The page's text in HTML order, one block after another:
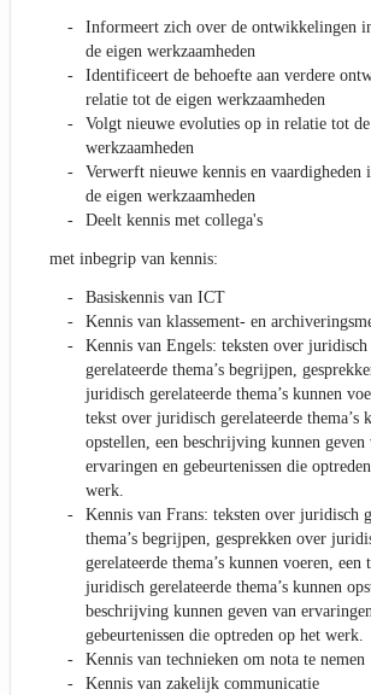
Informeert zich over de ontwikkelingen
de eigen werkzaamheden
Identificeert de behoefte aan verdere
relatie tot de eigen werkzaamheden
Volgt nieuwe evoluties op in relatie tot
werkzaamheden
Verwerft nieuwe kennis en vaardigheden
de eigen werkzaamheden
Deelt kennis met collega's
met inbegrip van kennis:
Basiskennis van ICT
Kennis van klassement- en
Kennis van Engels: teksten over juridisch
gerelateerde thema’s begrijpen,
juridisch gerelateerde thema’s kunnen
tekst over juridisch gerelateerde thema’s
opstellen, een beschrijving kunnen geven
ervaringen en gebeurtenissen die
werk.
Kennis van Frans: teksten over juridisch
thema’s begrijpen, gesprekken over
gerelateerde thema’s kunnen voeren, een
juridisch gerelateerde thema’s kunnen
beschrijving kunnen geven van
gebeurtenissen die optreden op het werk.
Kennis van technieken om nota te nemen
Kennis van zakelijk communicatie